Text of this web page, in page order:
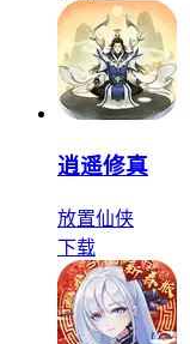
逍遥修真
放置仙侠
下载